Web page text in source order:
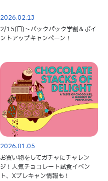
2026.02.13
2/15(日)～バックパック学割＆ポイ
ントアップキャンペーン！
2026.01.05
お買い物をしてガチャにチャレン
ジ！人気チョコレート試食イベン
ト、Xプレキャン情報も！